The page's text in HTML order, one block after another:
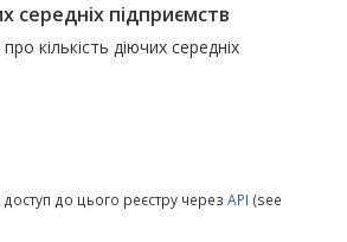
середніх підприємств
кількість діючих середніх
до цього реєстру через API (see